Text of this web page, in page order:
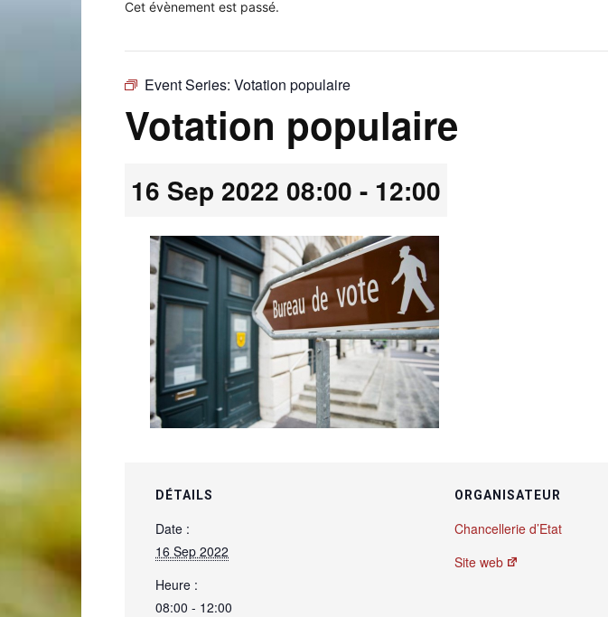
Laconnex
Cet évènement est passé.
Event Series: Votation populaire
Votation populaire
16 Sep 2022 08:00 - 12:00
DÉTAILS
Date :
16 Sep 2022
Heure :
08:00 - 12:00
ORGANISATEUR
Chancellerie d’Etat
Site web